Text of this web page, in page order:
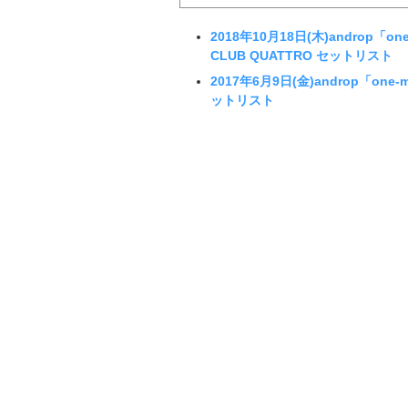
2018年10月18日(木)androp「
CLUB QUATTRO セットリスト
2017年6月9日(金)androp「one-
ットリスト